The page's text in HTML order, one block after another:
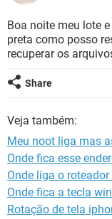
GUIA DE COMPRAS
INSTAGRAM
GUIA DE COMPRAS
CELULAR
OUTLOOK
INSTAGRAM
GUIA DE COMPRAS
CELULAR
INSTAGRAM
GUIA DE COMPRAS
Boa noite meu lote
preta como posso
recuperar os
Share
Veja também:
Meu noot liga mas
Onde fica esse
Onde liga o
Onde fica a tecla
Rotação de tela